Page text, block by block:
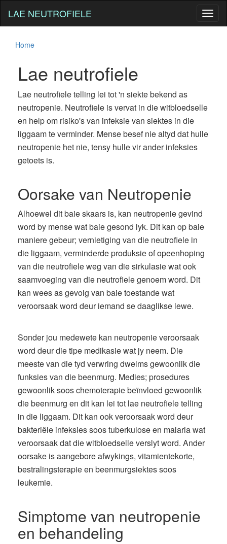
LAE NEUTROFIELE
Home
Lae neutrofiele
Lae neutrofiele telling lei tot 'n siekte bekend as
neutropenie. Neutrofiele is vervat in die witbloedselle
en help om risiko's van infeksie van siektes in die
liggaam te verminder. Mense besef nie altyd dat hulle
neutropenie het nie, tensy hulle vir ander infeksies
getoets is.
Oorsake van Neutropenie
Alhoewel dit baie skaars is, kan neutropenie gevind
word by mense wat baie gesond lyk. Dit kan op baie
maniere gebeur; vernietiging van die neutrofiele in
die liggaam, verminderde produksie of opeenhoping
van die neutrofiele weg van die sirkulasie wat ook
saamvoeging van die neutrofiele genoem word. Dit
kan wees as gevolg van baie toestande wat
veroorsaak word deur iemand se daaglikse lewe.
Sonder jou medewete kan neutropenie veroorsaak
word deur die tipe medikasie wat jy neem. Die
meeste van die tyd verwring dwelms gewoonlik die
funksies van die beenmurg. Medies; prosedures
gewoonlik soos chemoterapie beïnvloed gewoonlik
die beenmurg en dit kan lei tot lae neutrofiele telling
in die liggaam. Dit kan ook veroorsaak word deur
bakteriële infeksies soos tuberkulose en malaria wat
veroorsaak dat die witbloedselle verslyt word. Ander
oorsake is aangebore afwykings, vitamientekorte,
bestralingsterapie en beenmurgsiektes soos
leukemie.
Simptome van neutropenie
en behandeling